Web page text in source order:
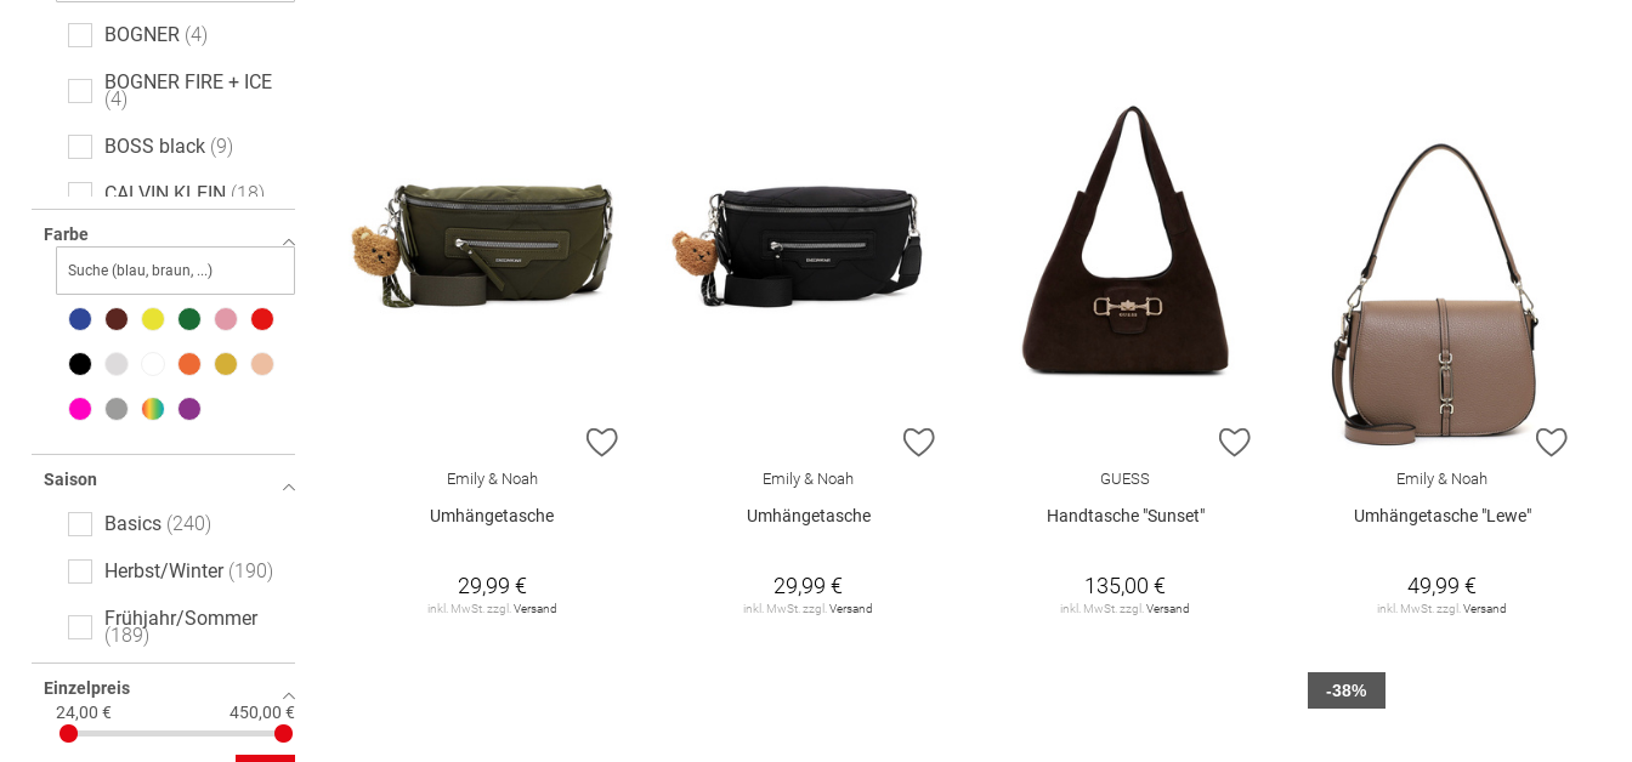
BOGNER 4
BOGNER FIRE + ICE
4
BOSS black 9
CALVIN KLEIN 18
COCCINELLE 6
CODELLO 4
Emily & Noah 11
GIANNI CHIARINI
FIRENZE 11
12
JOOP!
JOOP! JEANS
KAPTEN & SON 25
Farbe
Saison
Basics 240
Herbst/Winter 190
Frühjahr/Sommer
189
Einzelpreis
24,00 €
450,00 €
ZUR WUNSCHLISTE HINZUFÜGEN
Emily & Noah
Umhängetasche
29,99 €
inkl. MwSt. zzgl. Versand
ZUR WUNSCHLISTE HINZUFÜGEN
Emily & Noah
Umhängetasche
29,99 €
inkl. MwSt. zzgl.Versand
ZUR WUNSCHLISTE HINZUFÜGEN
GUESS
Handtasche "Sunset"
135,00 €
inkl. MwSt. zzgl.Versand
ZUR
Emily & Noah
Umhängetasche "Lewe"
49,99 €
inkl. MwSt. zzgl.Versand
-38%